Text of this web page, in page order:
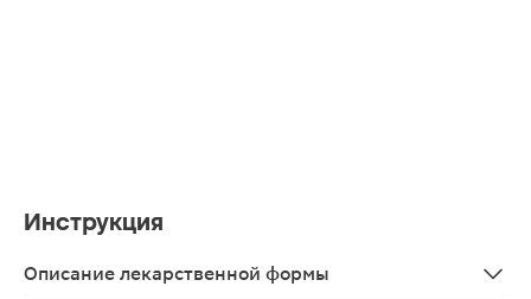
Инструкция
Описание лекарственной формы